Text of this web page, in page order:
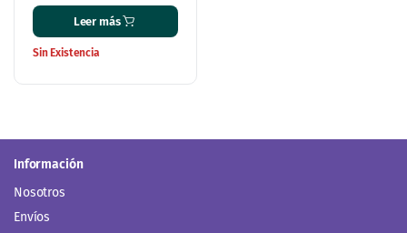
Leer más
Sin Existencia
Información
Nosotros
Envíos